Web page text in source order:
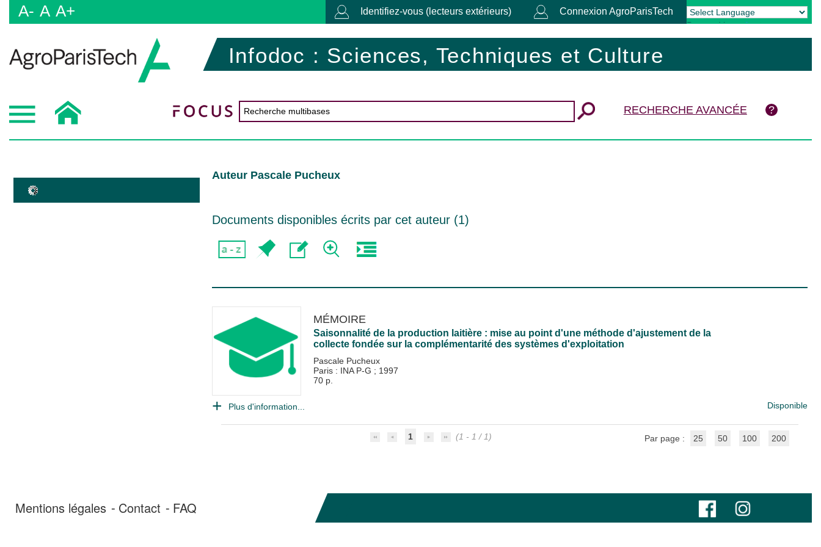
A- A A+ Identifiez-vous (lecteurs extérieurs) Connexion AgroParisTech
Powered by Translate
Infodoc : Sciences, Techniques et Culture
RECHERCHE AVANCÉE
Auteur Pascale Pucheux
Documents disponibles écrits par cet auteur (1)
MÉMOIRE
Saisonnalité de la production laitière : mise au point d'une méthode d'ajustement de la
collecte fondée sur la complémentarité des systèmes d'exploitation
Pascale Pucheux
Paris : INA P-G ; 1997
70 p.
Plus d'information... Disponible
1 (1 - 1 / 1) Par page : 25 50 100 200
Mentions légales Contact FAQ